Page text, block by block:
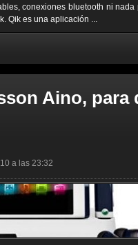
conexiones bluetooth ni
Qik es una aplicación ...
Aino, para
a las 23:32